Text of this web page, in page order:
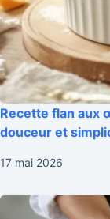
Recette flan aux
douceur et
17 mai 2026